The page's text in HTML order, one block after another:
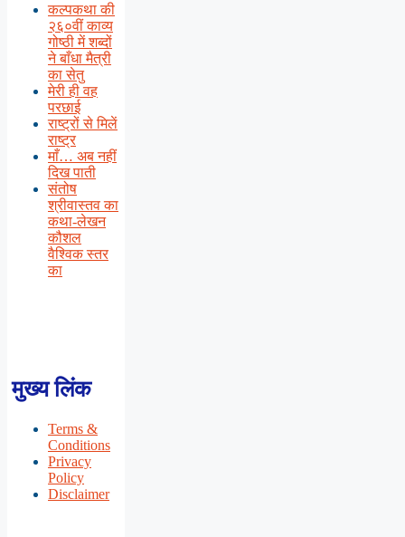
कल्पकथा की
२६०वीं काव्य
गोष्ठी में शब्दों
ने बाँधा मैत्री
का सेतु
मेरी ही वह
परछाई
राष्ट्रों से मिलें
राष्ट्र
माँ… अब नहीं
दिख पाती
संतोष
श्रीवास्तव का
कथा-लेखन
कौशल
वैश्विक स्तर
का
मुख्य लिंक
Terms &
Conditions
Privacy
Policy
Disclaimer